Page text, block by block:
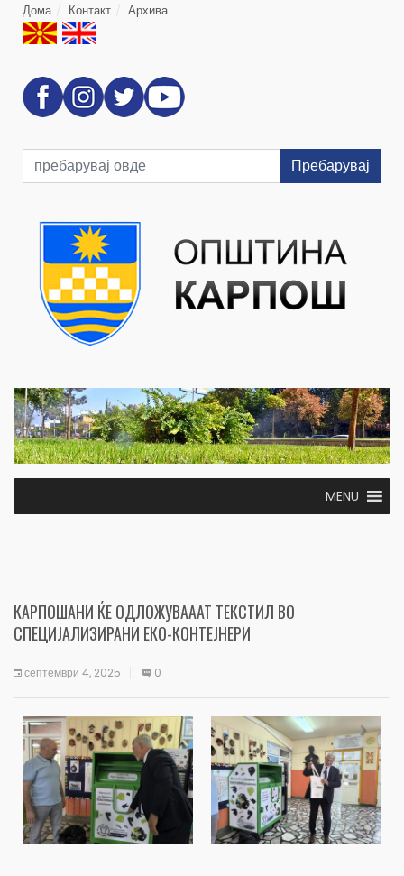
Дома Контакт Архива
Пребарувај
MENU
КАРПОШАНИ ЌЕ ОДЛОЖУВАААТ ТЕКСТИЛ ВО
СПЕЦИЈАЛИЗИРАНИ ЕКО-КОНТЕЈНЕРИ
септември 4, 2025 0